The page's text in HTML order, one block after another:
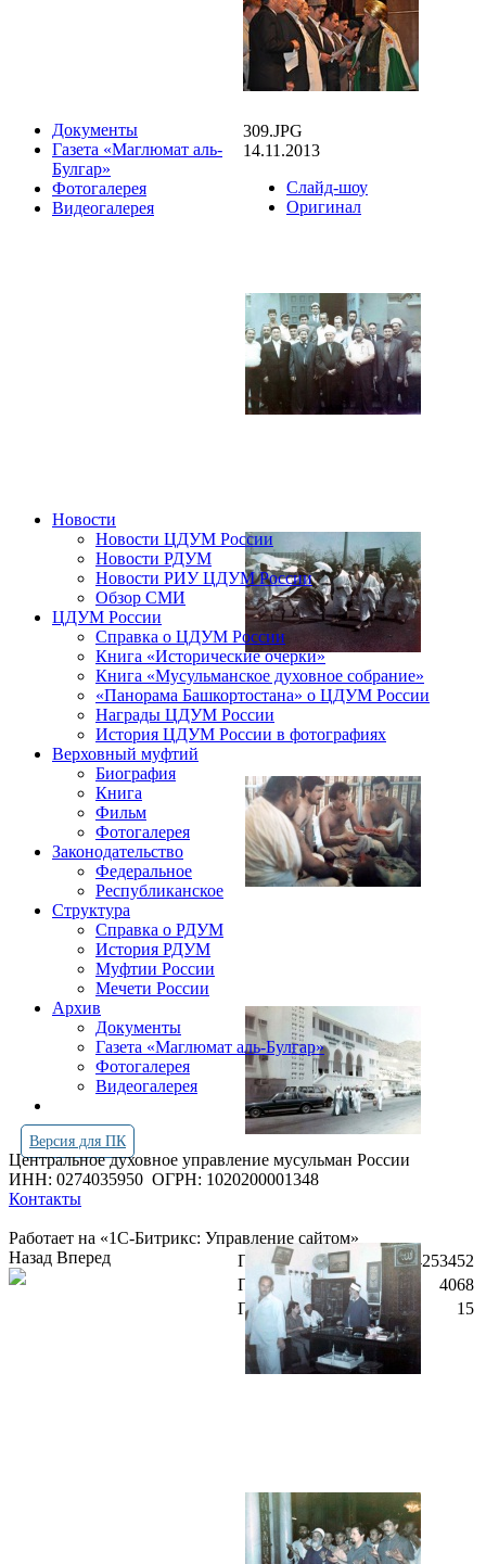
Документы
Газета «Маглюмат аль-
Булгар»
Фотогалерея
Видеогалерея
309.JPG
14.11.2013
Слайд-шоу
Оригинал
Новости
Новости ЦДУМ России
Новости РДУМ
Новости РИУ ЦДУМ России
Обзор СМИ
ЦДУМ России
Справка о ЦДУМ России
Книга «Исторические очерки»
Книга «Мусульманское духовное собрание»
«Панорама Башкортостана» о ЦДУМ России
Награды ЦДУМ России
История ЦДУМ России в фотографиях
Верховный муфтий
Биография
Книга
Фильм
Фотогалерея
Законодательство
Федеральное
Республиканское
Структура
Справка о РДУМ
История РДУМ
Муфтии России
Мечети России
Архив
Документы
Газета «Маглюмат аль-Булгар»
Фотогалерея
Видеогалерея
Версия для ПК
Центральное духовное управление мусульман России
ИНН: 0274035950 ОГРН: 1020200001348
Контакты
Работает на «1С-Битрикс: Управление сайтом»
Просмотров всего:
4253452
Посетителей сегодня:
4068
Посетителей в онлайн:
15
Назад Вперед